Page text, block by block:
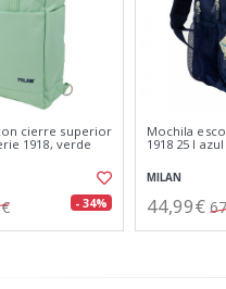
cierre superior
1918, verde
- 34%
Mochila
1918 25 l
MILAN
44,99€